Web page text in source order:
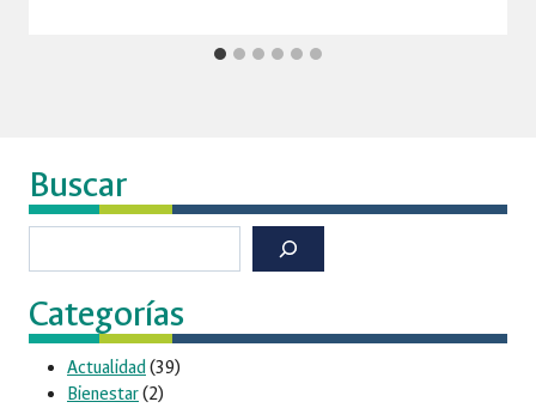
Buscar
Categorías
Actualidad(39)
Bienestar(2)